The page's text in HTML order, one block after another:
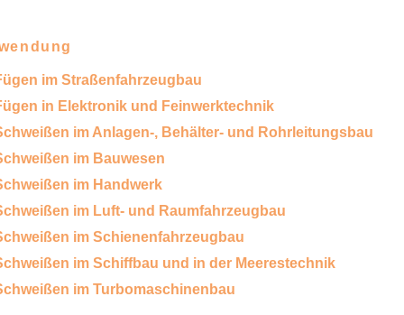
im Straßenfahrzeugbau
in Elektronik und Feinwerktechnik
im Anlagen-, Behälter- und Rohrleitungsbau
im Bauwesen
im Handwerk
im Luft- und Raumfahrzeugbau
im Schienenfahrzeugbau
im Schiffbau und in der Meerestechnik
im Turbomaschinenbau